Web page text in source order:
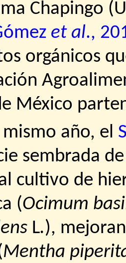
Chapingo
et al.,
orgánicos
México
mismo año, el
sembrada
cultivo de
(Ocimum
L.),
Mentha